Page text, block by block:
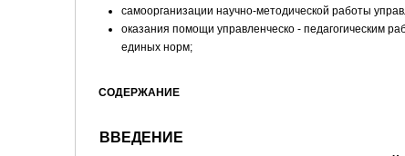
самоорганизации научно-методической работы
оказания помощи управленческо - педагогическим
единых норм;
СОДЕРЖАНИЕ
ВВЕДЕНИЕ